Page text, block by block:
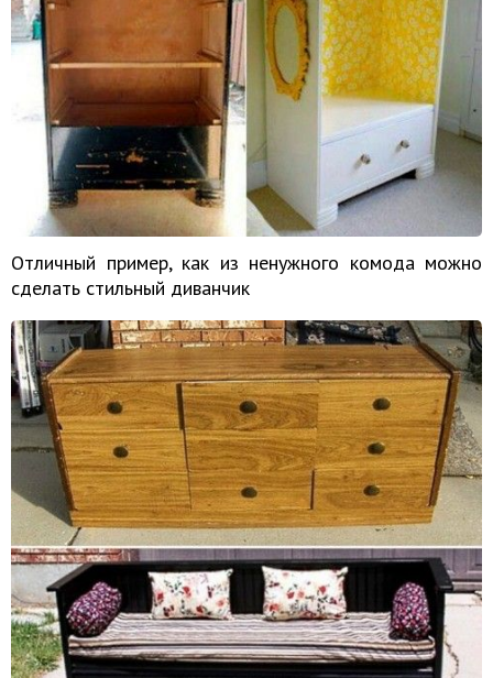
Отличный пример, как из ненужного комода можно
сделать стильный диванчик